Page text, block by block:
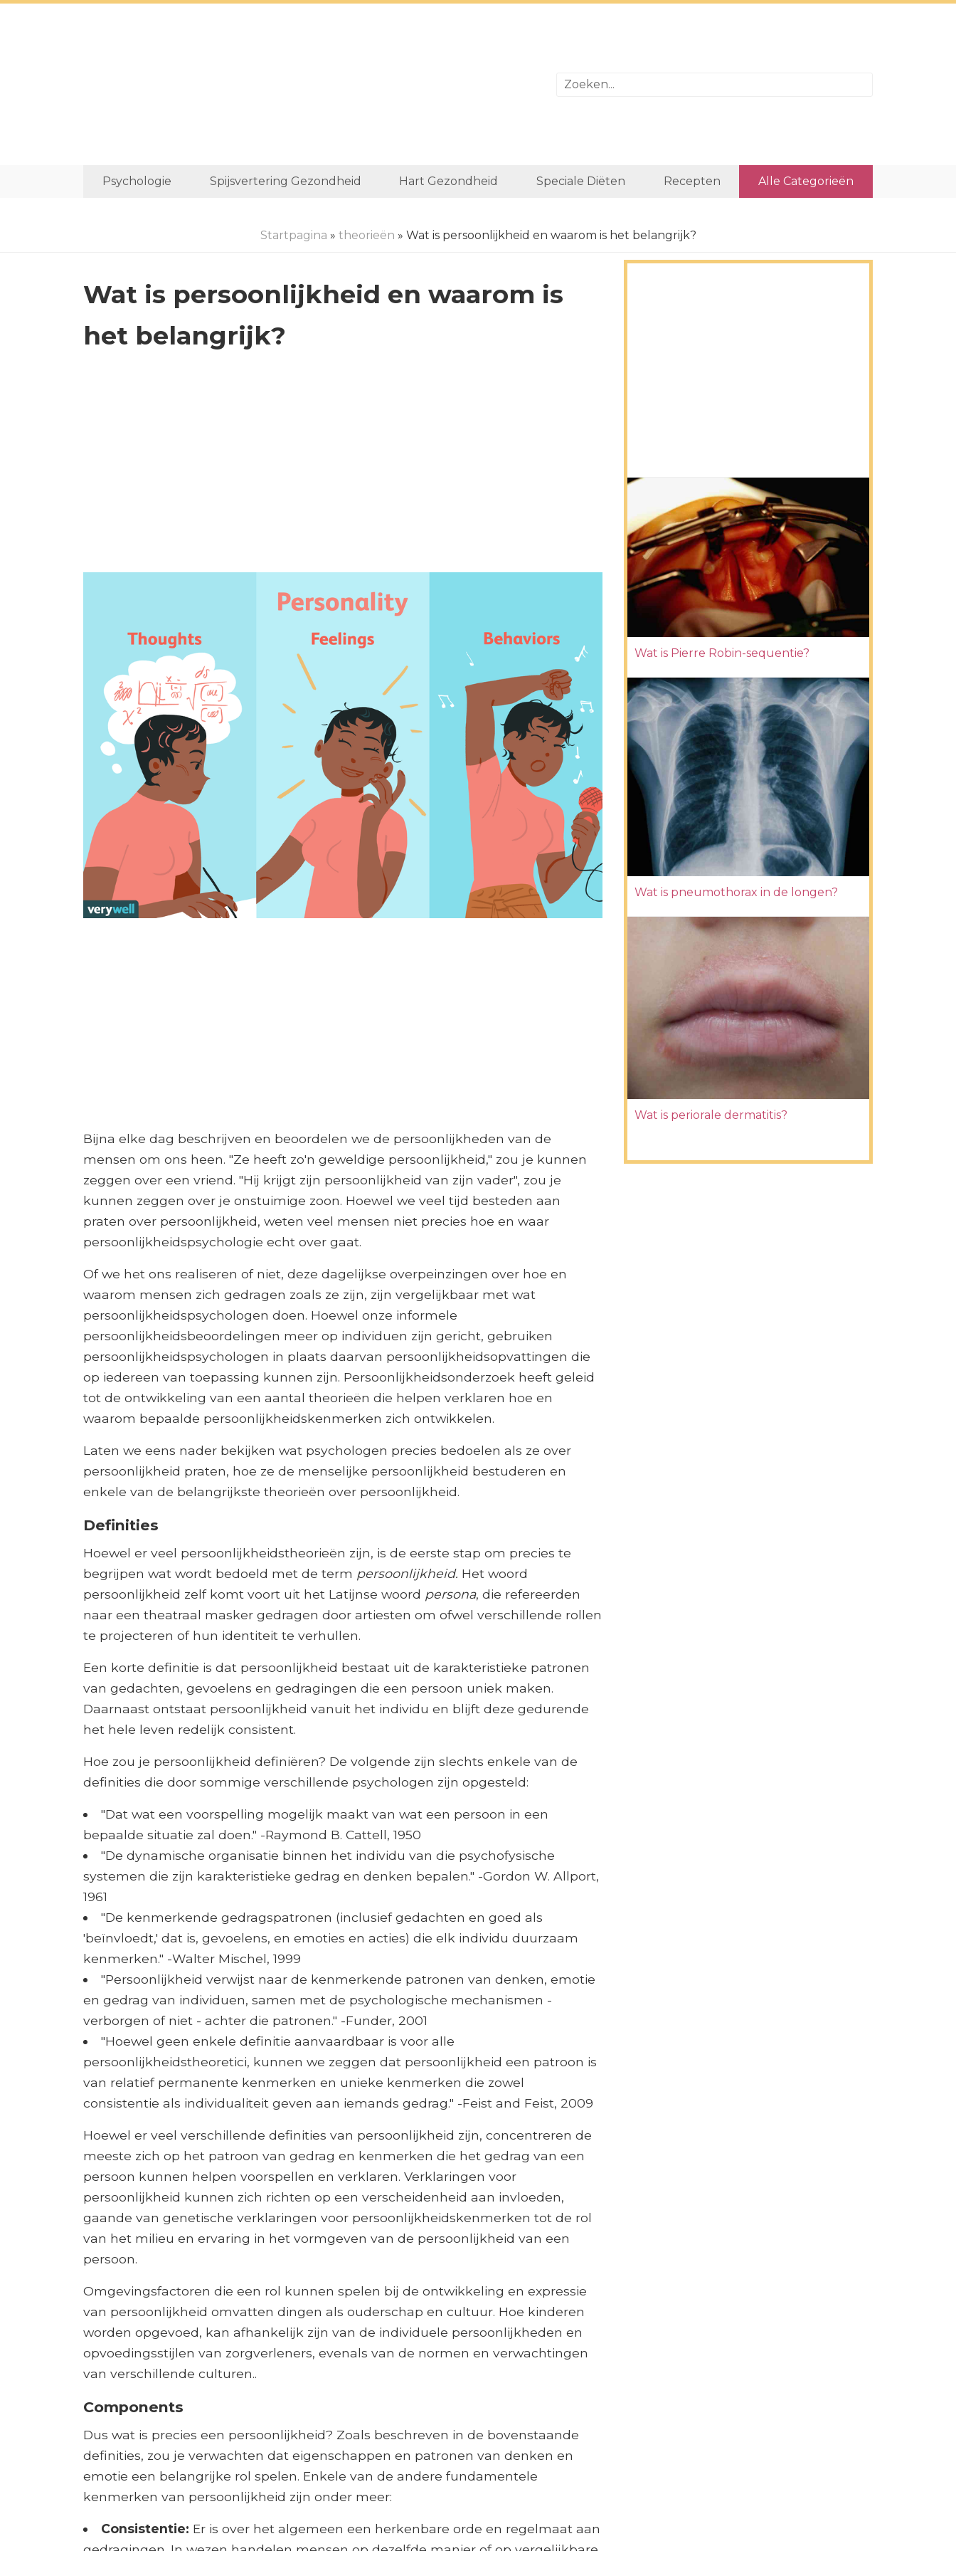
Psychologie Spijsvertering Gezondheid Hart Gezondheid Speciale Diëten Recepten Alle Categorieën
Startpagina » theorieën » Wat is persoonlijkheid en waarom is het belangrijk?
Wat is persoonlijkheid en waarom is
het belangrijk?
Bijna elke dag beschrijven en beoordelen we de persoonlijkheden van de
mensen om ons heen. "Ze heeft zo'n geweldige persoonlijkheid," zou je kunnen
zeggen over een vriend. "Hij krijgt zijn persoonlijkheid van zijn vader", zou je
kunnen zeggen over je onstuimige zoon. Hoewel we veel tijd besteden aan
praten over persoonlijkheid, weten veel mensen niet precies hoe en waar
persoonlijkheidspsychologie echt over gaat.
Of we het ons realiseren of niet, deze dagelijkse overpeinzingen over hoe en
waarom mensen zich gedragen zoals ze zijn, zijn vergelijkbaar met wat
persoonlijkheidspsychologen doen. Hoewel onze informele
persoonlijkheidsbeoordelingen meer op individuen zijn gericht, gebruiken
persoonlijkheidspsychologen in plaats daarvan persoonlijkheidsopvattingen die
op iedereen van toepassing kunnen zijn. Persoonlijkheidsonderzoek heeft geleid
tot de ontwikkeling van een aantal theorieën die helpen verklaren hoe en
waarom bepaalde persoonlijkheidskenmerken zich ontwikkelen.
Laten we eens nader bekijken wat psychologen precies bedoelen als ze over
persoonlijkheid praten, hoe ze de menselijke persoonlijkheid bestuderen en
enkele van de belangrijkste theorieën over persoonlijkheid.
Definities
Hoewel er veel persoonlijkheidstheorieën zijn, is de eerste stap om precies te
begrijpen wat wordt bedoeld met de term persoonlijkheid. Het woord
persoonlijkheid zelf komt voort uit het Latijnse woord persona, die refereerden
naar een theatraal masker gedragen door artiesten om ofwel verschillende rollen
te projecteren of hun identiteit te verhullen.
Een korte definitie is dat persoonlijkheid bestaat uit de karakteristieke patronen
van gedachten, gevoelens en gedragingen die een persoon uniek maken.
Daarnaast ontstaat persoonlijkheid vanuit het individu en blijft deze gedurende
het hele leven redelijk consistent.
Hoe zou je persoonlijkheid definiëren? De volgende zijn slechts enkele van de
definities die door sommige verschillende psychologen zijn opgesteld:
"Dat wat een voorspelling mogelijk maakt van wat een persoon in een
bepaalde situatie zal doen." -Raymond B. Cattell, 1950
"De dynamische organisatie binnen het individu van die psychofysische
systemen die zijn karakteristieke gedrag en denken bepalen." -Gordon W. Allport,
1961
"De kenmerkende gedragspatronen (inclusief gedachten en goed als
'beïnvloedt,' dat is, gevoelens, en emoties en acties) die elk individu duurzaam
kenmerken." -Walter Mischel, 1999
"Persoonlijkheid verwijst naar de kenmerkende patronen van denken, emotie
en gedrag van individuen, samen met de psychologische mechanismen -
verborgen of niet - achter die patronen." -Funder, 2001
"Hoewel geen enkele definitie aanvaardbaar is voor alle
persoonlijkheidstheoretici, kunnen we zeggen dat persoonlijkheid een patroon is
van relatief permanente kenmerken en unieke kenmerken die zowel
consistentie als individualiteit geven aan iemands gedrag." -Feist and Feist, 2009
Hoewel er veel verschillende definities van persoonlijkheid zijn, concentreren de
meeste zich op het patroon van gedrag en kenmerken die het gedrag van een
persoon kunnen helpen voorspellen en verklaren. Verklaringen voor
persoonlijkheid kunnen zich richten op een verscheidenheid aan invloeden,
gaande van genetische verklaringen voor persoonlijkheidskenmerken tot de rol
van het milieu en ervaring in het vormgeven van de persoonlijkheid van een
persoon.
Omgevingsfactoren die een rol kunnen spelen bij de ontwikkeling en expressie
van persoonlijkheid omvatten dingen als ouderschap en cultuur. Hoe kinderen
worden opgevoed, kan afhankelijk zijn van de individuele persoonlijkheden en
opvoedingsstijlen van zorgverleners, evenals van de normen en verwachtingen
van verschillende culturen..
Components
Dus wat is precies een persoonlijkheid? Zoals beschreven in de bovenstaande
definities, zou je verwachten dat eigenschappen en patronen van denken en
emotie een belangrijke rol spelen. Enkele van de andere fundamentele
kenmerken van persoonlijkheid zijn onder meer:
Consistentie: Er is over het algemeen een herkenbare orde en regelmaat aan
Wat is Pierre Robin-sequentie?
Wat is pneumothorax in de longen?
Wat is periorale dermatitis?